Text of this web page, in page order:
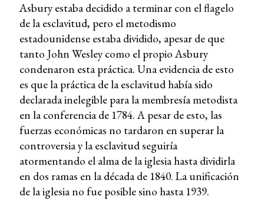
Asbury estaba decidido a terminar con el flagelo
de la esclavitud, pero el metodismo
estadounidense estaba dividido, apesar de que
tanto John Wesley como el propio Asbury
condenaron esta práctica. Una evidencia de esto
es que la práctica de la esclavitud había sido
declarada inelegible para la membresía metodista
en la conferencia de 1784. A pesar de esto, las
fuerzas económicas no tardaron en superar la
controversia y la esclavitud seguiría
atormentando el alma de la iglesia hasta dividirla
en dos ramas en la década de 1840. La unificación
de la iglesia no fue posible sino hasta 1939.